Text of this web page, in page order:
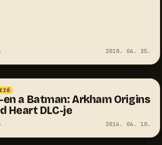
2018. 04. 25.
a Batman: Arkham Origins
Heart DLC-je
2014. 04. 10.